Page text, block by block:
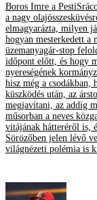
Boros Imre a
a nagy
elmagyarázta, milyen
hogyan mesterkedett
üzemanyagár-stop
időpont előtt, és hogy
nyereségének
hisz még a
küszködés után, az
megjavítani, az addig
műsorban a neves
vitájának hátteréről is,
Sörözőben jelen lévő
világnézeti polémia is